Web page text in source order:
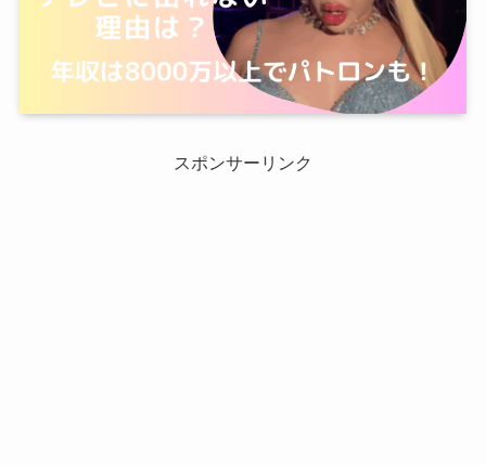
スポンサーリンク